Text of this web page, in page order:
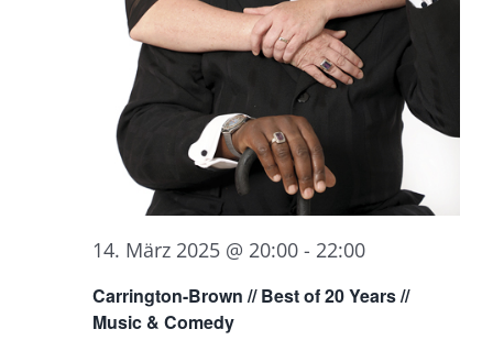
Carrington-Brown // Best of 20 Years //
Music & Comedy
14. März 2025 @ 20:00 - 22:00